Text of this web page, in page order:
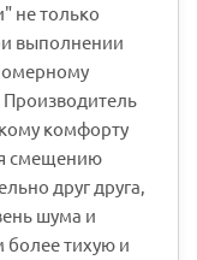
не только
выполнении
комфорту
смещению
друг друга,
шума и
более тихую и